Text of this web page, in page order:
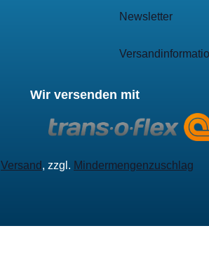
Newsletter
Wir versenden mit
Versand, zzgl. Mindermengenzuschlag